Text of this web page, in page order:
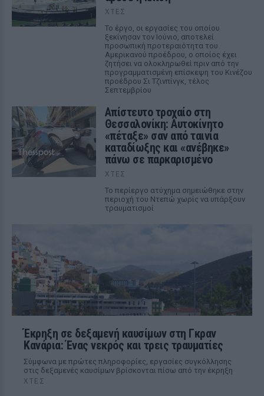
ΧΤΕΣ
Το έργο, οι εργασίες του οποίου
ξεκίνησαν τον Ιούνιο, αποτελεί
προσωπική προτεραιότητα του
Αμερικανού προέδρου, ο οποίος έχει
ζητήσει να ολοκληρωθεί πριν από την
προγραμματισμένη επίσκεψη του Κινέζου
προέδρου Σι Τζινπίνγκ, τέλος
Σεπτεμβρίου
Απίστευτο τροχαίο στη
Θεσσαλονίκη: Αυτοκίνητο
«πέταξε» σαν από ταινία
καταδίωξης και «ανέβηκε»
πάνω σε παρκαρισμένο
ΧΤΕΣ
Το περίεργο ατύχημα σημειώθηκε στην
περιοχή του Ντεπώ χωρίς να υπάρξουν
τραυματισμοί
Έκρηξη σε δεξαμενή καυσίμων στη Γκραν
Κανάρια: Ένας νεκρός και τρεις τραυματίες
Σύμφωνα με πρώτες πληροφορίες, εργασίες συγκόλλησης
στις δεξαμενές καυσίμων βρίσκονται πίσω από την έκρηξη
ΧΤΕΣ